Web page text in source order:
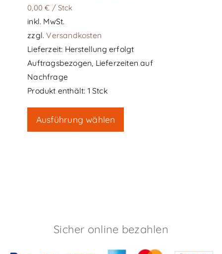
0,00€ / Stck
inkl. MwSt.
zzgl.Versandkosten
Lieferzeit: Herstellung erfolgt
Auftragsbezogen, Lieferzeiten auf
Nachfrage
Produkt enthält: 1 Stck
Ausführung wählen
weist
können
Sicher online bezahlen